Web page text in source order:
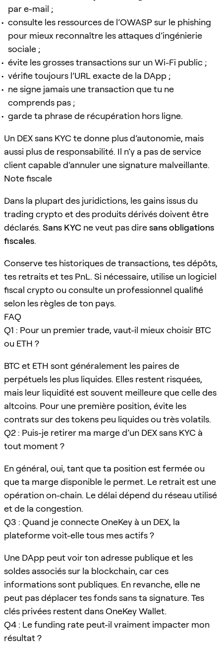
par e-mail ;
consulte les ressources de l’OWASP sur le phishing
pour mieux reconnaître les attaques d’ingénierie
sociale ;
évite les grosses transactions sur un Wi-Fi public ;
vérifie toujours l’URL exacte de la DApp ;
ne signe jamais une transaction que tu ne
comprends pas ;
garde ta phrase de récupération hors ligne.
Un DEX sans KYC te donne plus d’autonomie, mais
aussi plus de responsabilité. Il n’y a pas de service
client capable d’annuler une signature malveillante.
Note fiscale
Dans la plupart des juridictions, les gains issus du
trading crypto et des produits dérivés doivent être
déclarés. Sans KYC ne veut pas diresans obligations
fiscales.
Conserve tes historiques de transactions, tes dépôts,
tes retraits et tes PnL. Si nécessaire, utilise un logiciel
fiscal crypto ou consulte un professionnel qualifié
selon les règles de ton pays.
FAQ
Q1 : Pour un premier trade, vaut-il mieux choisir BTC
ou ETH ?
BTC et ETH sont généralement les paires de
perpétuels les plus liquides. Elles restent risquées,
mais leur liquidité est souvent meilleure que celle des
altcoins. Pour une première position, évite les
contrats sur des tokens peu liquides ou très volatils.
Q2 : Puis-je retirer ma marge d’un DEX sans KYC à
tout moment ?
En général, oui, tant que ta position est fermée ou
que ta marge disponible le permet. Le retrait est une
opération on-chain. Le délai dépend du réseau utilisé
et de la congestion.
Q3 : Quand je connecte OneKey à un DEX, la
plateforme voit-elle tous mes actifs ?
Une DApp peut voir ton adresse publique et les
soldes associés sur la blockchain, car ces
informations sont publiques. En revanche, elle ne
peut pas déplacer tes fonds sans ta signature. Tes
clés privées restent dans OneKey Wallet.
Q4 : Le funding rate peut-il vraiment impacter mon
résultat ?